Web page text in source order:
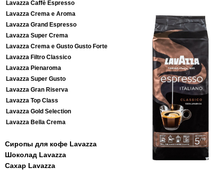
Lavazza Caffè Espresso
Lavazza Crema e Aroma
Lavazza Grand Espresso
Lavazza Super Crema
Lavazza Crema e Gusto Gusto Forte
Lavazza Filtro Classico
Lavazza Pienaroma
Lavazza Super Gusto
Lavazza Gran Riserva
Lavazza Top Class
Lavazza Gold Selection
Lavazza Bella Crema
Сиропы для кофе Lavazza
Шоколад Lavazza
Сахар Lavazza